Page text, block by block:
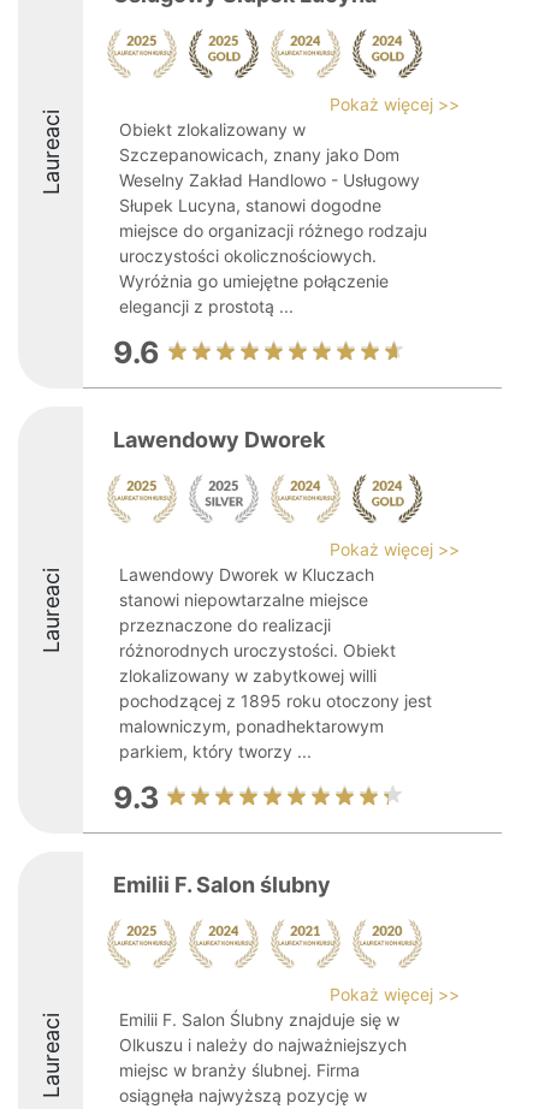
Laureaci
Pokaż więcej >>
Obiekt zlokalizowany w
Szczepanowicach, znany jako Dom
Weselny Zakład Handlowo - Usługowy
Słupek Lucyna, stanowi dogodne
miejsce do organizacji różnego rodzaju
uroczystości okolicznościowych.
Wyróżnia go umiejętne połączenie
elegancji z prostotą ...
9.6
Laureaci
Lawendowy Dworek
Pokaż więcej >>
Lawendowy Dworek w Kluczach
stanowi niepowtarzalne miejsce
przeznaczone do realizacji
różnorodnych uroczystości. Obiekt
zlokalizowany w zabytkowej willi
pochodzącej z 1895 roku otoczony jest
malowniczym, ponadhektarowym
parkiem, który tworzy ...
9.3
Laureaci
Emilii F. Salon ślubny
Pokaż więcej >>
Emilii F. Salon Ślubny znajduje się w
Olkuszu i należy do najważniejszych
miejsc w branży ślubnej. Firma
osiągnęła najwyższą pozycję w